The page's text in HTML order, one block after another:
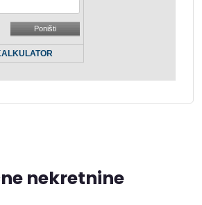
nekretnine